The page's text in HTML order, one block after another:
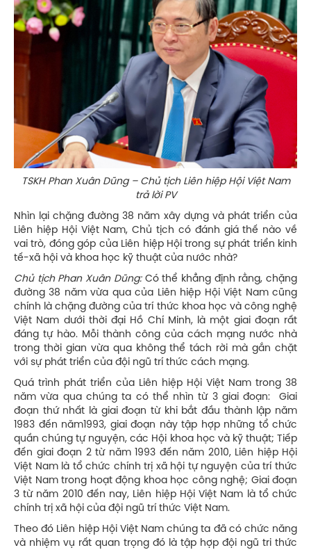
TSKH Phan Xuân Dũng – Chủ tịch Liên hiệp Hội Việt Nam
trả lời PV
Nhìn lại chặng đường 38 năm xây dựng và phát triển của
Liên hiệp Hội Việt Nam, Chủ tịch có đánh giá thế nào về
vai trò, đóng góp của Liên hiệp Hội trong sự phát triển kinh
tế-xã hội và khoa học kỹ thuật của nước nhà?
Chủ tịch Phan Xuân Dũng: Có thể khẳng định rằng, chặng
đường 38 năm vừa qua của Liên hiệp Hội Việt Nam cũng
chính là chặng đường của trí thức khoa học và công nghệ
Việt Nam dưới thời đại Hồ Chí Minh, là một giai đoạn rất
đáng tự hào. Mỗi thành công của cách mạng nước nhà
trong thời gian vừa qua không thể tách rời mà gắn chặt
với sự phát triển của đội ngũ trí thức cách mạng.
Quá trình phát triển của Liên hiệp Hội Việt Nam trong 38
năm vừa qua chúng ta có thể nhìn từ 3 giai đoạn: Giai
đoạn thứ nhất là giai đoạn từ khi bắt đầu thành lập năm
1983 đến năm1993, giai đoạn này tập hợp những tổ chức
quần chúng tự nguyện, các Hội khoa học và kỹ thuật; Tiếp
đến giai đoạn 2 từ năm 1993 đến năm 2010, Liên hiệp Hội
Việt Nam là tổ chức chính trị xã hội tự nguyện của trí thức
Việt Nam trong hoạt động khoa học công nghệ; Giai đoạn
3 từ năm 2010 đến nay, Liên hiệp Hội Việt Nam là tổ chức
chính trị xã hội của đội ngũ trí thức Việt Nam.
Theo đó Liên hiệp Hội Việt Nam chúng ta đã có chức năng
và nhiệm vụ rất quan trọng đó là tập hợp đội ngũ tri thức